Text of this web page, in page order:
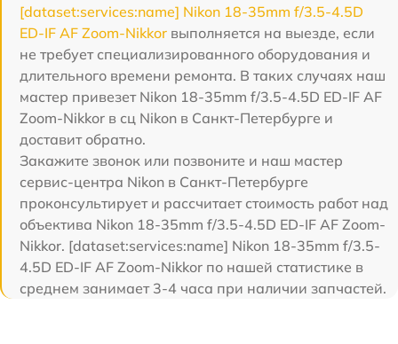
[dataset:services:name] Nikon 18-35mm f/3.5-4.5D
ED-IF AF Zoom-Nikkor выполняется на выезде, если
не требует специализированного оборудования и
длительного времени ремонта. В таких случаях наш
мастер привезет Nikon 18-35mm f/3.5-4.5D ED-IF AF
Zoom-Nikkor в сц Nikon в Санкт-Петербурге и
доставит обратно.
Закажите звонок или позвоните и наш мастер
сервис-центра Nikon в Санкт-Петербурге
проконсультирует и рассчитает стоимость работ над
объектива Nikon 18-35mm f/3.5-4.5D ED-IF AF Zoom-
Nikkor. [dataset:services:name] Nikon 18-35mm f/3.5-
4.5D ED-IF AF Zoom-Nikkor по нашей статистике в
среднем занимает 3-4 часа при наличии запчастей.